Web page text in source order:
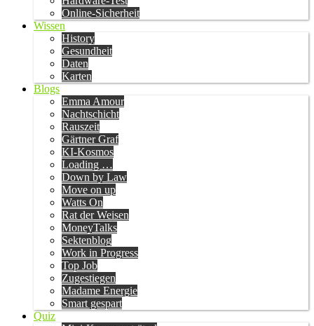
Online-Sicherheit
Wissen
History
Gesundheit
Daten
Karten
Blogs
Emma Amour
Nachtschicht
Rauszeit
Gärtner Graf
KI-Kosmos
Loading …
Down by Law
Move on up
Watts On
Rat der Weisen
MoneyTalks
Sektenblog
Work in Progress
Top Job
Zugestiegen
Madame Energie
Smart gespart
Quiz